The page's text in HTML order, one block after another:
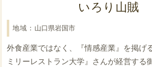
いろり山賊
山口県岩国市
外食産業ではなく、『情感産業』を掲げ
ミリーレストラン大学』さんが経営する